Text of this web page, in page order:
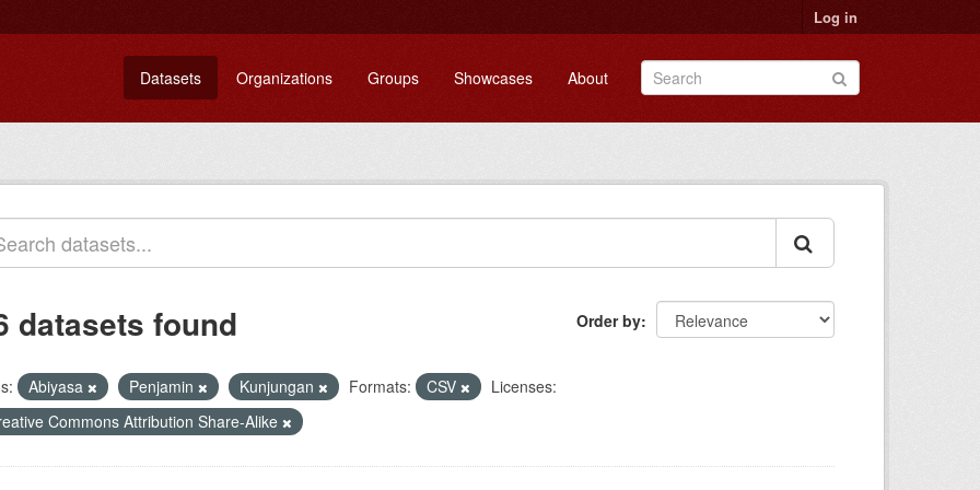
Log in
Datasets Organizations Groups Showcases About
Order by
datasets found
Abiyasa Penjamin Kunjungan Formats: CSV
Licenses:
Commons Attribution Share-Alike